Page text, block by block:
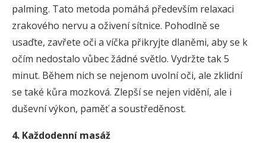
palming. Tato metoda pomáhá především relaxaci
zrakového nervu a oživení sítnice. Pohodlně se
usaďte, zavřete oči a víčka přikryjte dlaněmi, aby se k
očím nedostalo vůbec žádné světlo. Vydržte tak 5
minut. Během nich se nejenom uvolní oči, ale zklidní
se také kůra mozková. Zlepší se nejen vidění, ale i
duševní výkon, paměť a soustředěnost.
4. Každodenní masáž